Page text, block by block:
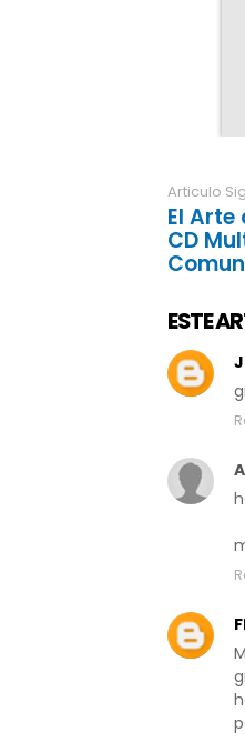
Articulo
El
CD
ESTE